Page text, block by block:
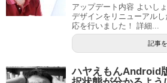
アップデート内容 よいし
デザインをリニューアル
応を行いました！ 詳細...
記事
ハヤえもんAndroid